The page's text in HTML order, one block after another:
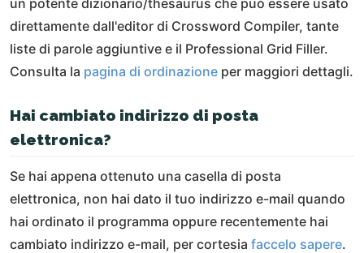
un potente dizionario/thesaurus che può essere usato
direttamente dall'editor di Crossword Compiler, tante
liste di parole aggiuntive e il Professional Grid Filler.
Consulta la pagina di ordinazione per maggiori dettagli.
Hai cambiato indirizzo di posta
elettronica?
Se hai appena ottenuto una casella di posta
elettronica, non hai dato il tuo indirizzo e-mail quando
hai ordinato il programma oppure recentemente hai
cambiato indirizzo e-mail, per cortesia faccelo sapere.